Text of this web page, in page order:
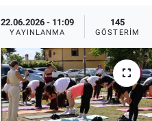
22.06.2026 - 11:09
YAYINLANMA
145
GÖSTERIM